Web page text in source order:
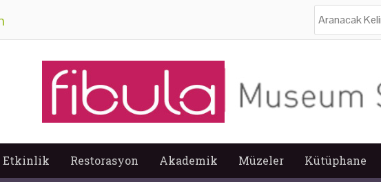
Etkinlik Restorasyon Akademik Müzeler Kütüphane